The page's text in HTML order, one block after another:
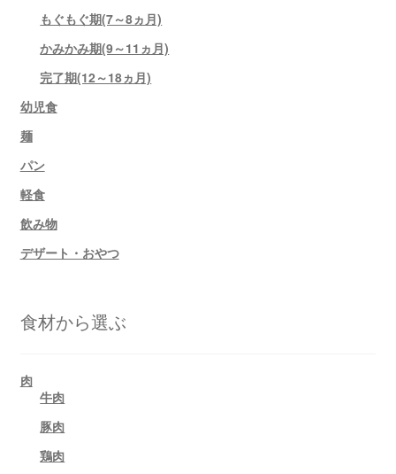
もぐもぐ期(7～8ヵ月)
かみかみ期(9～11ヵ月)
完了期(12～18ヵ月)
幼児食
麺
パン
軽食
飲み物
デザート・おやつ
食材から選ぶ
肉
牛肉
豚肉
鶏肉